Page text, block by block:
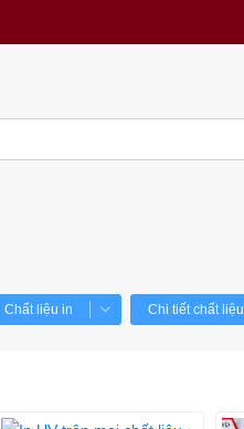
Chất liệu in Chi tiết chất liệu